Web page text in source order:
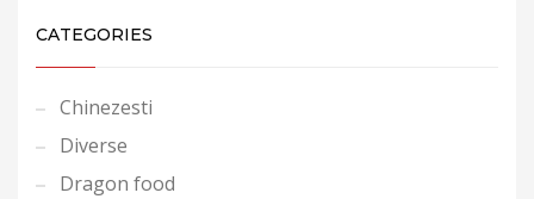
CATEGORIES
Chinezesti
Diverse
Dragon food